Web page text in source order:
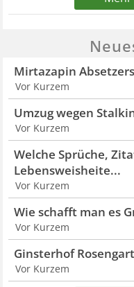
Mirtazapin
Vor Kurzem
Umzug wegen
Vor Kurzem
Welche Sprüche,
Lebensweisheite...
Vor Kurzem
Wie schafft man es
Vor Kurzem
Ginsterhof
Vor Kurzem